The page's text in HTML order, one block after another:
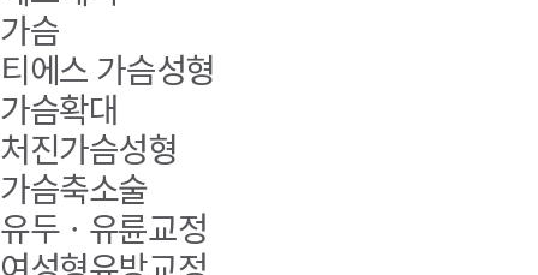
가슴
티에스 가슴성형
가슴확대
처진가슴성형
가슴축소술
유두ㆍ유륜교정